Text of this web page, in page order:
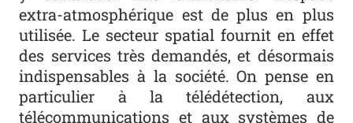
extra-atmosphérique est de plus en plus
utilisée. Le secteur spatial fournit en effet
des services très demandés, et désormais
indispensables à la société. On pense en
particulier à la télédétection, aux
télécommunications et aux systèmes de